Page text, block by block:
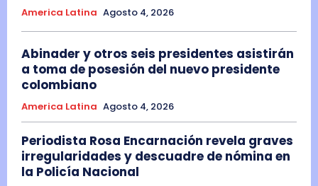
America Latina Agosto 4, 2026
Abinader y otros seis presidentes asistirán
a toma de posesión del nuevo presidente
colombiano
America Latina Agosto 4, 2026
Periodista Rosa Encarnación revela graves
irregularidades y descuadre de nómina en
la Policía Nacional